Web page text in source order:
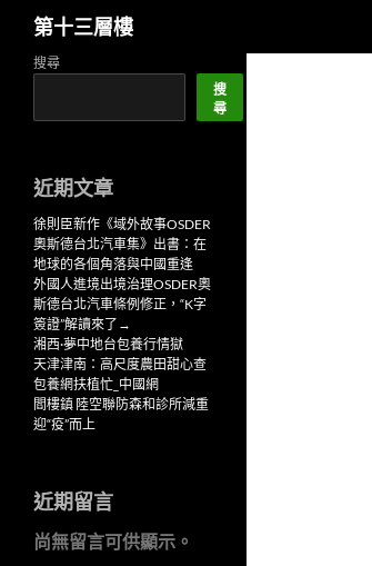
第十三層樓
搜尋
搜
尋
近期文章
徐則臣新作《域外故事OSDER
奧斯德台北汽車集》出書：在
地球的各個角落與中國重逢
外國人進境出境治理OSDER奧
斯德台北汽車條例修正，“K字
簽證”解讀來了→
湘西·夢中地台包養行情獄
天津津南：高尺度農田甜心查
包養網扶植忙_中國網
閻樓鎮 陸空聯防森和診所減重
迎“疫”而上
近期留言
尚無留言可供顯示。